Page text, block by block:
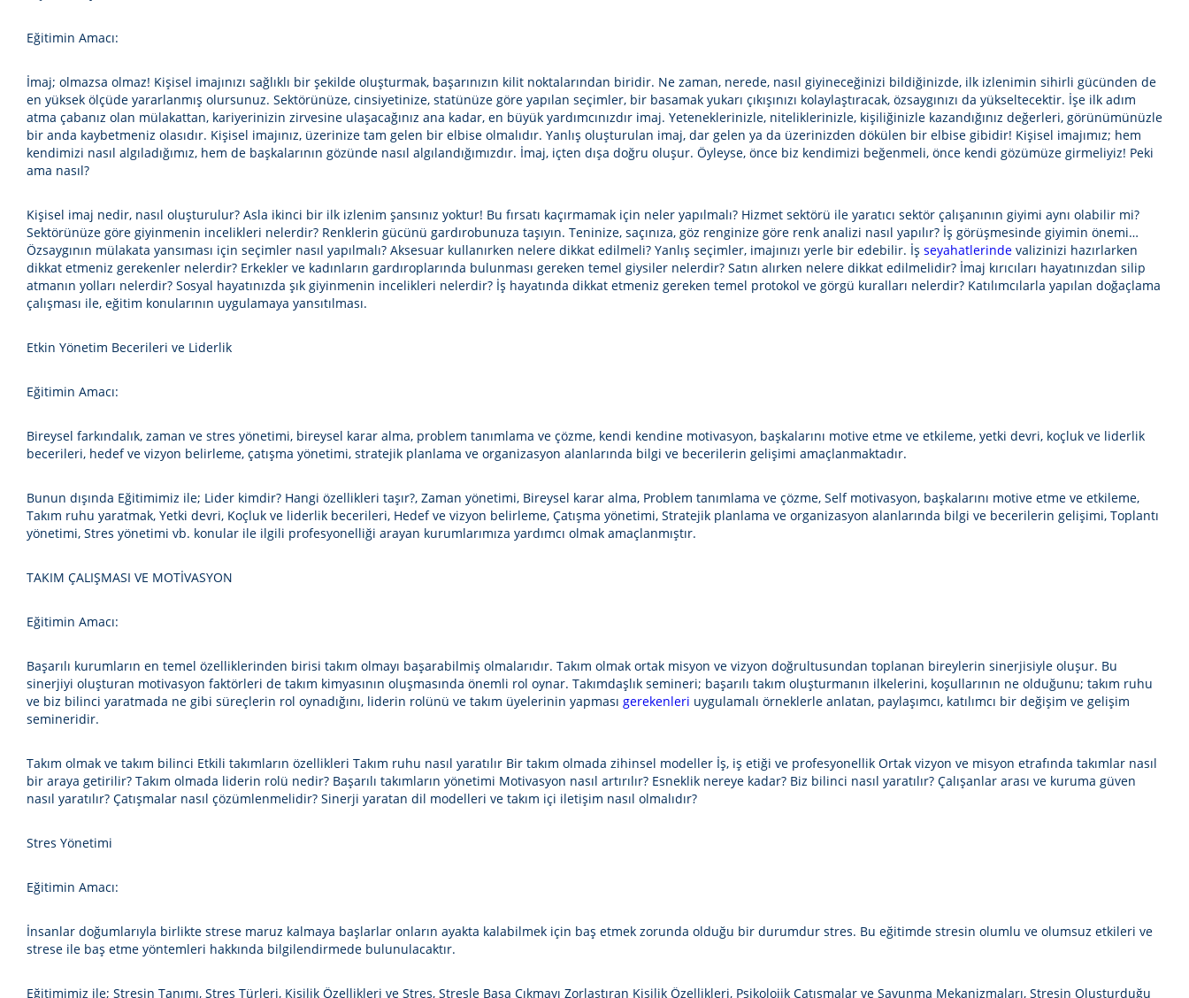
Eğitimin Amacı:
İmaj; olmazsa olmaz! Kişisel imajınızı sağlıklı bir şekilde oluşturmak, başarınızın kilit noktalarından biridir. Ne zaman, nerede, nasıl giyineceğinizi bildiğinizde, ilk izlenimin sihirli gücünden de
en yüksek ölçüde yararlanmış olursunuz. Sektörünüze, cinsiyetinize, statünüze göre yapılan seçimler, bir basamak yukarı çıkışınızı kolaylaştıracak, özsaygınızı da yükseltecektir. İşe ilk adım
atma çabanız olan mülakattan, kariyerinizin zirvesine ulaşacağınız ana kadar, en büyük yardımcınızdır imaj. Yeteneklerinizle, niteliklerinizle, kişiliğinizle kazandığınız değerleri, görünümünüzle
bir anda kaybetmeniz olasıdır. Kişisel imajınız, üzerinize tam gelen bir elbise olmalıdır. Yanlış oluşturulan imaj, dar gelen ya da üzerinizden dökülen bir elbise gibidir! Kişisel imajımız; hem
kendimizi nasıl algıladığımız, hem de başkalarının gözünde nasıl algılandığımızdır. İmaj, içten dışa doğru oluşur. Öyleyse, önce biz kendimizi beğenmeli, önce kendi gözümüze girmeliyiz! Peki
ama nasıl?
Kişisel imaj nedir, nasıl oluşturulur? Asla ikinci bir ilk izlenim şansınız yoktur! Bu fırsatı kaçırmamak için neler yapılmalı? Hizmet sektörü ile yaratıcı sektör çalışanının giyimi aynı olabilir mi?
Sektörünüze göre giyinmenin incelikleri nelerdir? Renklerin gücünü gardırobunuza taşıyın. Teninize, saçınıza, göz renginize göre renk analizi nasıl yapılır? İş görüşmesinde giyimin önemi…
Özsaygının mülakata yansıması için seçimler nasıl yapılmalı? Aksesuar kullanırken nelere dikkat edilmeli? Yanlış seçimler, imajınızı yerle bir edebilir. İş seyahatlerinde valizinizi hazırlarken
dikkat etmeniz gerekenler nelerdir? Erkekler ve kadınların gardıroplarında bulunması gereken temel giysiler nelerdir? Satın alırken nelere dikkat edilmelidir? İmaj kırıcıları hayatınızdan silip
atmanın yolları nelerdir? Sosyal hayatınızda şık giyinmenin incelikleri nelerdir? İş hayatında dikkat etmeniz gereken temel protokol ve görgü kuralları nelerdir? Katılımcılarla yapılan doğaçlama
çalışması ile, eğitim konularının uygulamaya yansıtılması.
Etkin Yönetim Becerileri ve Liderlik
Eğitimin Amacı:
Bireysel farkındalık, zaman ve stres yönetimi, bireysel karar alma, problem tanımlama ve çözme, kendi kendine motivasyon, başkalarını motive etme ve etkileme, yetki devri, koçluk ve liderlik
becerileri, hedef ve vizyon belirleme, çatışma yönetimi, stratejik planlama ve organizasyon alanlarında bilgi ve becerilerin gelişimi amaçlanmaktadır.
Bunun dışında Eğitimimiz ile; Lider kimdir? Hangi özellikleri taşır?, Zaman yönetimi, Bireysel karar alma, Problem tanımlama ve çözme, Self motivasyon, başkalarını motive etme ve etkileme,
Takım ruhu yaratmak, Yetki devri, Koçluk ve liderlik becerileri, Hedef ve vizyon belirleme, Çatışma yönetimi, Stratejik planlama ve organizasyon alanlarında bilgi ve becerilerin gelişimi, Toplantı
yönetimi, Stres yönetimi vb. konular ile ilgili profesyonelliği arayan kurumlarımıza yardımcı olmak amaçlanmıştır.
TAKIM ÇALIŞMASI VE MOTİVASYON
Eğitimin Amacı:
Başarılı kurumların en temel özelliklerinden birisi takım olmayı başarabilmiş olmalarıdır. Takım olmak ortak misyon ve vizyon doğrultusundan toplanan bireylerin sinerjisiyle oluşur. Bu
sinerjiyi oluşturan motivasyon faktörleri de takım kimyasının oluşmasında önemli rol oynar. Takımdaşlık semineri; başarılı takım oluşturmanın ilkelerini, koşullarının ne olduğunu; takım ruhu
ve biz bilinci yaratmada ne gibi süreçlerin rol oynadığını, liderin rolünü ve takım üyelerinin yapması gerekenleri uygulamalı örneklerle anlatan, paylaşımcı, katılımcı bir değişim ve gelişim
semineridir.
Takım olmak ve takım bilinci Etkili takımların özellikleri Takım ruhu nasıl yaratılır Bir takım olmada zihinsel modeller İş, iş etiği ve profesyonellik Ortak vizyon ve misyon etrafında takımlar nasıl
bir araya getirilir? Takım olmada liderin rolü nedir? Başarılı takımların yönetimi Motivasyon nasıl artırılır? Esneklik nereye kadar? Biz bilinci nasıl yaratılır? Çalışanlar arası ve kuruma güven
nasıl yaratılır? Çatışmalar nasıl çözümlenmelidir? Sinerji yaratan dil modelleri ve takım içi iletişim nasıl olmalıdır?
Stres Yönetimi
Eğitimin Amacı:
İnsanlar doğumlarıyla birlikte strese maruz kalmaya başlarlar onların ayakta kalabilmek için baş etmek zorunda olduğu bir durumdur stres. Bu eğitimde stresin olumlu ve olumsuz etkileri ve
strese ile baş etme yöntemleri hakkında bilgilendirmede bulunulacaktır.
Eğitimimiz ile; Stresin Tanımı, Stres Türleri, Kişilik Özellikleri ve Stres, Stresle Başa Çıkmayı Zorlaştıran Kişilik Özellikleri, Psikolojik Çatışmalar ve Savunma Mekanizmaları, Stresin Oluşturduğu